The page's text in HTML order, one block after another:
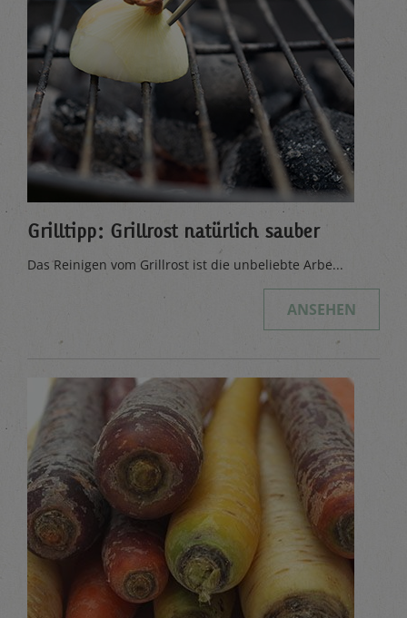
Grilltipp: Grillrost natürlich sauber
Das Reinigen vom Grillrost ist die unbeliebte Arbe...
ANSEHEN